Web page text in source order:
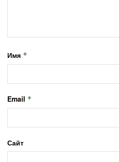
Имя *
Email *
Сайт